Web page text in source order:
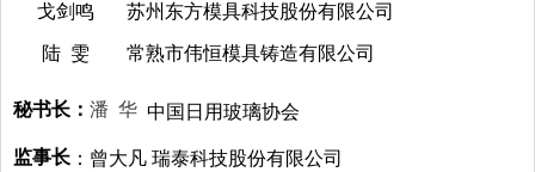
戈剑鸣 苏州东方模具科技股份有限公司
陆 雯 常熟市伟恒模具铸造有限公司
秘书长： 潘 华 中国日用玻璃协会
监事长 ：曾大凡 瑞泰科技股份有限公司